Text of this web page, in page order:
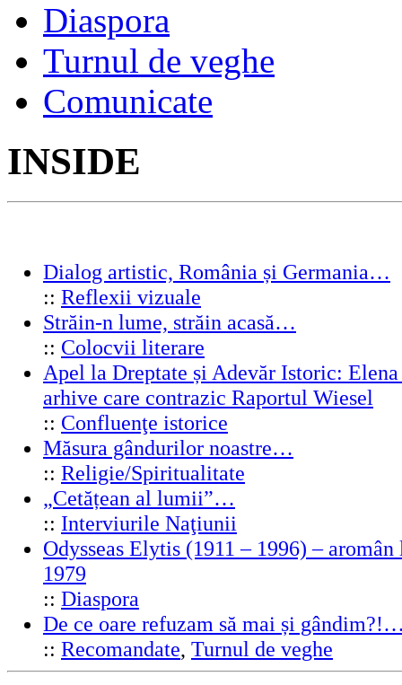
Diaspora
Turnul de veghe
Comunicate
INSIDE
Dialog artistic, România și Germania…
:: Reflexii vizuale
Străin-n lume, străin acasă…
:: Colocvii literare
Apel la Dreptate și Adevăr Istoric:
arhive care contrazic Raportul Wiesel
:: Confluenţe istorice
Măsura gândurilor noastre…
:: Religie/Spiritualitate
„Cetățean al lumii”…
:: Interviurile Naţiunii
Odysseas Elytis (1911 – 1996) –
1979
:: Diaspora
De ce oare refuzam să mai și
:: Recomandate, Turnul de veghe